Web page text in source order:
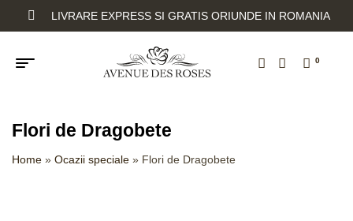
LIVRARE EXPRESS SI GRATIS ORIUNDE IN ROMANIA
0
Flori de Dragobete
Home » Ocazii speciale » Flori de Dragobete